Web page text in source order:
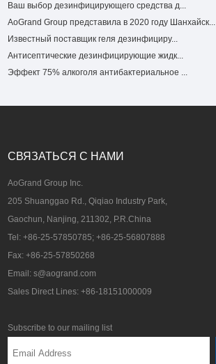
Ваш выбор дезинфицирующего средства д...
AoGrand Group представила в 2020 году Шанхайск...
Известный поставщик геля дезинфициру...
Антисептические дезинфицирующие жидк...
Эффект 75% алкоголя антибактериальное ...
СВЯЗАТЬСЯ С НАМИ
AoGrand Group Inc.
205 Shuanggao Rd., Qiqiao Industry Park,
Gaochun, Nanjing, 211302, P.R.China
Tel: +86-25-57850785; +86-25-56807888
Fax: +86-25-57850268
Email: s@aogrand.com
Sales Direct Lines: +86-18151000009
Subscribe to our mailing list